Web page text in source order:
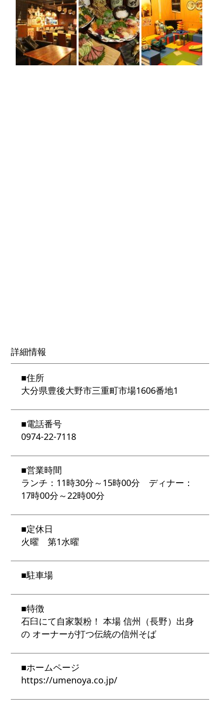
詳細情報
■住所
大分県豊後大野市三重町市場1606番地1
■電話番号
0974-22-7118
■営業時間
ランチ：11時30分～15時00分 ディナー：
17時00分～22時00分
■定休日
火曜 第1水曜
■駐車場
■特徴
石臼にて自家製粉！ 本場 信州（長野）出身
の オーナーが打つ伝統の信州そば
■ホームページ
https://umenoya.co.jp/